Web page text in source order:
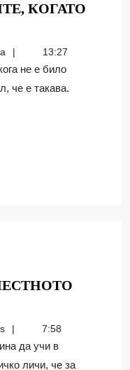
КОГАТО
13:27
че е такава.
7:58
личи, че за